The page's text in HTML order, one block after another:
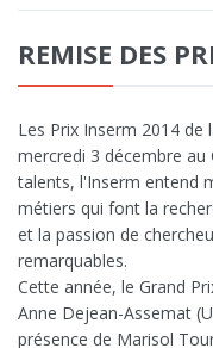
REMISE DES
Les Prix Inserm 2014
mercredi 3 décembre au
talents, l'Inserm entend
métiers qui font la
et la passion de
remarquables.
Cette année, le Grand
Anne Dejean-Assemat
présence de Marisol